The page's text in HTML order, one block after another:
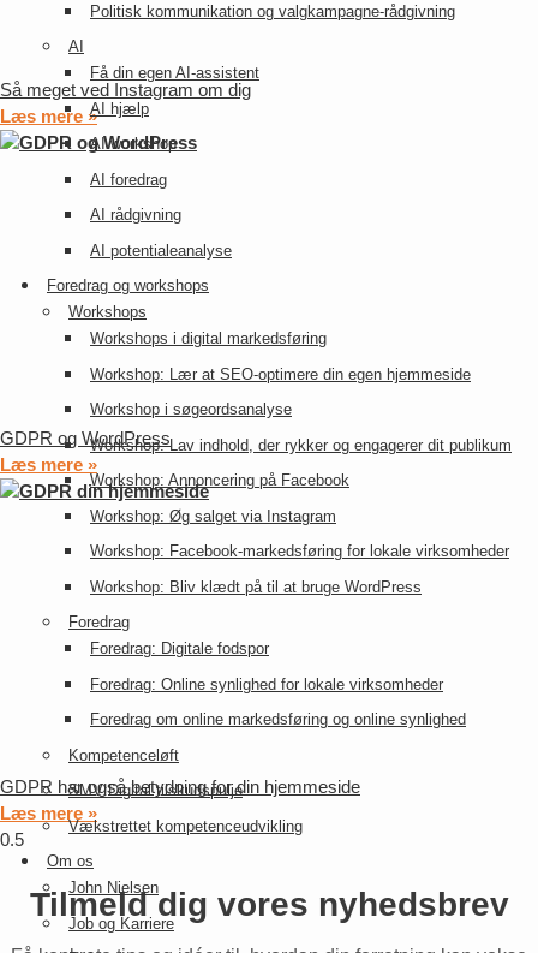
Politisk kommunikation og valgkampagne-rådgivning
AI
Få din egen AI-assistent
AI hjælp
AI workshop
AI foredrag
AI rådgivning
AI potentialeanalyse
Foredrag og workshops
Workshops
Workshops i digital markedsføring
Workshop: Lær at SEO-optimere din egen hjemmeside
Workshop i søgeordsanalyse
Workshop: Lav indhold, der rykker og engagerer dit publikum
Workshop: Annoncering på Facebook
Workshop: Øg salget via Instagram
Workshop: Facebook-markedsføring for lokale virksomheder
Workshop: Bliv klædt på til at bruge WordPress
Foredrag
Foredrag: Digitale fodspor
Foredrag: Online synlighed for lokale virksomheder
Foredrag om online markedsføring og online synlighed
Kompetenceløft
SMV:Digital tilskudspulje
Vækstrettet kompetenceudvikling
Om os
John Nielsen
Job og Karriere
Så meget ved Instagram om dig
Læs mere »
GDPR og WordPress
Læs mere »
GDPR har også betydning for din hjemmeside
Læs mere »
Tilmeld dig vores nyhedsbrev